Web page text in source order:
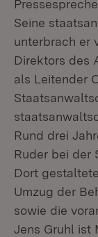
Seine
unterbrach er
Direktors des
als Leitender
Rund drei
Ruder bei der
Dort
Umzug der
sowie die
Jens Gruhl ist